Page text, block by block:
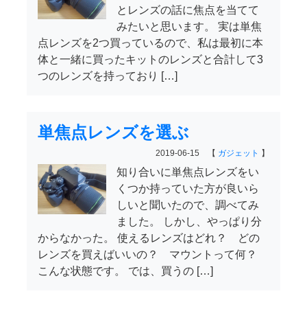
とレンズの話に焦点を当てて
みたいと思います。 実は単焦
点レンズを2つ買っているので、私は最初に本
体と一緒に買ったキットのレンズと合計して3
つのレンズを持っており […]
単焦点レンズを選ぶ
2019-06-15 【 ガジェット 】
知り合いに単焦点レンズをい
くつか持っていた方が良いら
しいと聞いたので、調べてみ
ました。 しかし、やっぱり分
からなかった。 使えるレンズはどれ？ どの
レンズを買えばいいの？ マウントって何？
こんな状態です。 では、買うの […]